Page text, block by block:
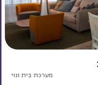
מערכת בית ונוי